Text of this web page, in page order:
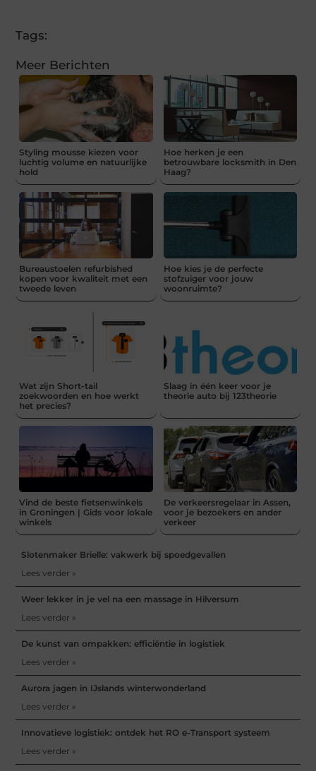
Tags:
Meer Berichten
Styling mousse kiezen voor
luchtig volume en natuurlijke
hold
Hoe herken je een
betrouwbare locksmith in Den
Haag?
Bureaustoelen refurbished
kopen voor kwaliteit met een
tweede leven
Hoe kies je de perfecte
stofzuiger voor jouw
woonruimte?
Wat zijn Short-tail
zoekwoorden en hoe werkt
het precies?
Slaag in één keer voor je
theorie auto bij 123theorie
Vind de beste fietsenwinkels
in Groningen | Gids voor lokale
winkels
De verkeersregelaar in Assen,
voor je bezoekers en ander
verkeer
Slotenmaker Brielle: vakwerk bij spoedgevallen
Lees verder »
Weer lekker in je vel na een massage in Hilversum
Lees verder »
De kunst van ompakken: efficiëntie in logistiek
Lees verder »
Aurora jagen in IJslands winterwonderland
Lees verder »
Innovatieve logistiek: ontdek het RO e-Transport systeem
Lees verder »